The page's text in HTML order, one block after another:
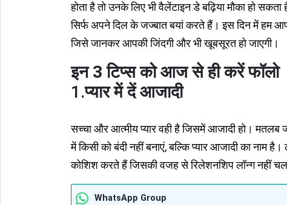
होता है तो उनके लिए भी वैलेंटाइन डे बढ़िया मौका हो
सिर्फ अपने दिल के जज्बात बयां करते हैं। इस दिन में हम
जिसे जानकर आपकी जिंदगी और भी खूबसूरत हो जाएगी।
इन 3 टिप्स को आज से ही करें फॉलो
1.प्यार में दें आजादी
सच्चा और आत्मीय प्यार वही है जिसमें आजादी हो। मतलब
में किसी को बंदी नहीं बनाएं, बल्कि प्यार आजादी का
कोशिश करते हैं जिसकी वजह से रिलेशनशिप लॉन्ग नहीं
WhatsApp Group